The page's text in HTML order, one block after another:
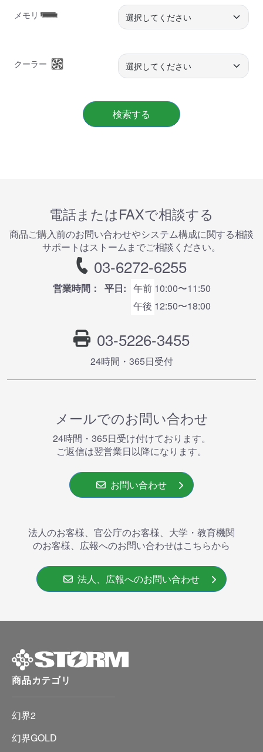
メモリ
クーラー
検索する
電話またはFAXで相談する
商品ご購⼊前のお問い合わせやシステム構成に関する相談
サポートはストームまでご相談ください。
03-6272-6255
営業時間： 平日: 午前 10:00〜11:50
午後 12:50〜18:00
03-5226-3455
24時間・365⽇受付
メールでのお問い合わせ
24時間・365⽇受け付けております。
ご返信は翌営業⽇以降になります。
お問い合わせ
法人のお客様、官公庁のお客様、大学・教育機関
のお客様、広報へのお問い合わせはこちらから
法人、広報へのお問い合わせ
商品カテゴリ
幻界2
幻界GOLD